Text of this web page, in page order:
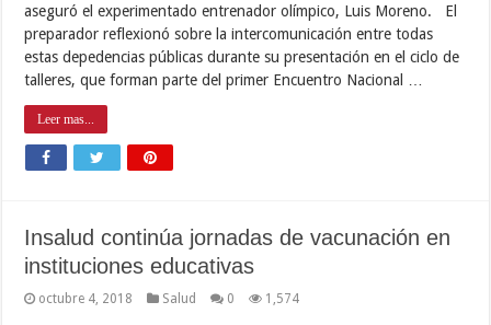
aseguró el experimentado entrenador olímpico, Luis Moreno. El
preparador reflexionó sobre la intercomunicación entre todas
estas depedencias públicas durante su presentación en el ciclo de
talleres, que forman parte del primer Encuentro Nacional …
Leer mas...
Insalud continúa jornadas de vacunación en
instituciones educativas
octubre 4, 2018 Salud 0 1,574